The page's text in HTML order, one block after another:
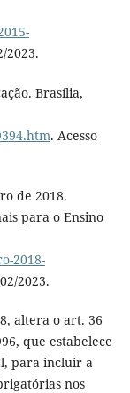
2023.
Brasília,
. Acesso
de 2018.
para o Ensino
2018-
2023.
altera o art. 36
que estabelece
para incluir a
nos